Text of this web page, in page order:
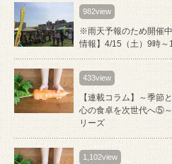
982view
※雨天予報のため開催
情報】4/15（土）9時～
433view
【連載コラム】～季節
心の食卓を次世代へ⑤
リーズ
1,102view